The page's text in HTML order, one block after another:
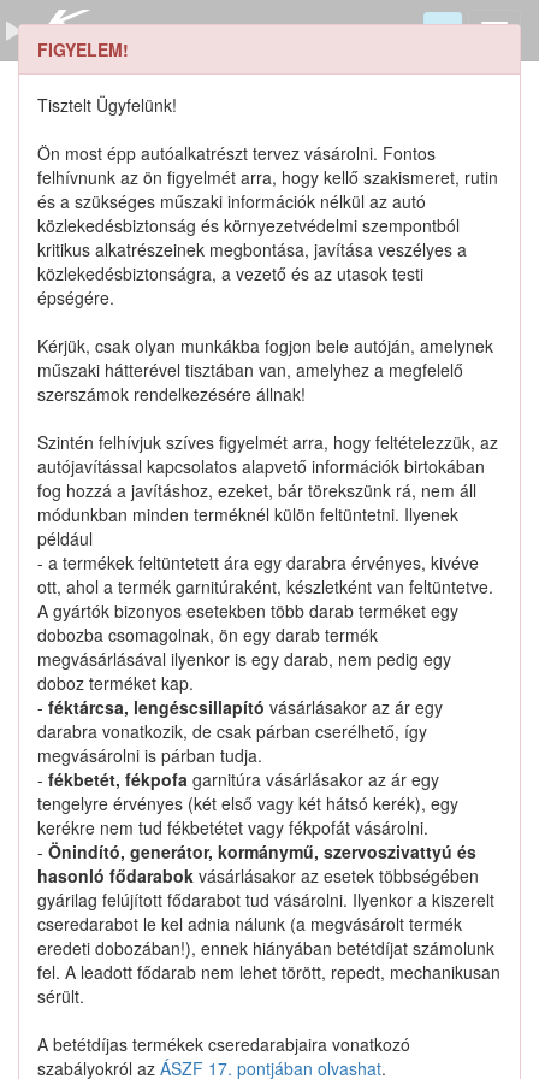
Szerszámkatalógus
Kosár
Alkatrészek
FIGYELEM!
Tisztelt Ügyfelünk!
Ön most épp autóalkatrészt tervez vásárolni. Fontos
felhívnunk az ön figyelmét arra, hogy kellő szakismeret, rutin
és a szükséges műszaki információk nélkül az autó
közlekedésbiztonság és környezetvédelmi szempontból
kritikus alkatrészeinek megbontása, javítása veszélyes a
közlekedésbiztonságra, a vezető és az utasok testi
épségére.
Kérjük, csak olyan munkákba fogjon bele autóján, amelynek
műszaki hátterével tisztában van, amelyhez a megfelelő
szerszámok rendelkezésére állnak!
Szintén felhívjuk szíves figyelmét arra, hogy feltételezzük, az
autójavítással kapcsolatos alapvető információk birtokában
fog hozzá a javításhoz, ezeket, bár törekszünk rá, nem áll
módunkban minden terméknél külön feltüntetni. Ilyenek
például
- a termékek feltüntetett ára egy darabra érvényes, kivéve
ott, ahol a termék garnitúraként, készletként van feltüntetve.
A gyártók bizonyos esetekben több darab terméket egy
dobozba csomagolnak, ön egy darab termék
megvásárlásával ilyenkor is egy darab, nem pedig egy
doboz terméket kap.
- féktárcsa, lengéscsillapító vásárlásakor az ár egy
darabra vonatkozik, de csak párban cserélhető, így
megvásárolni is párban tudja.
- fékbetét, fékpofa garnitúra vásárlásakor az ár egy
tengelyre érvényes (két első vagy két hátsó kerék), egy
kerékre nem tud fékbetétet vagy fékpofát vásárolni.
- Önindító, generátor, kormánymű, szervoszivattyú és
hasonló fődarabok vásárlásakor az esetek többségében
gyárilag felújított fődarabot tud vásárolni. Ilyenkor a kiszerelt
cseredarabot le kel adnia nálunk (a megvásárolt termék
eredeti dobozában!), ennek hiányában betétdíjat számolunk
fel. A leadott fődarab nem lehet törött, repedt, mechanikusan
sérült.
A betétdíjas termékek cseredarabjaira vonatkozó
szabályokról az ÁSZF 17. pontjában olvashat.
0911708053 keresése
0 1
Részletes keresés
Katalógusban szereplő termékek
Katalógusban nem szereplő termékek
Nem találtunk ilyen katalógus-terméket.
0911708053 keresése
Kapcsolat
Hogyan keressek?
Segítség
Nyomtatványok